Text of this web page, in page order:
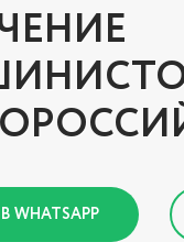
WHATSAPP